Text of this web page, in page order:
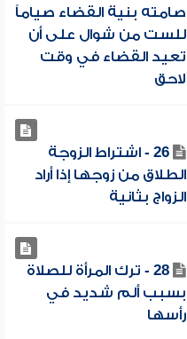
صامته بنية القضاء صياماً
للست من شوال على أن
تعيد القضاء في وقت
لاحق
26 - اشتراط الزوجة
الطلاق من زوجها إذا أراد
الزواج بثانية
28 - ترك المرأة للصلاة
بسبب ألم شديد في
رأسها